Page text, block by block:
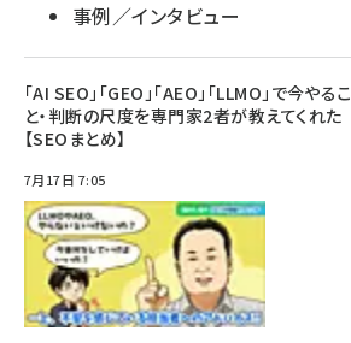
事例／インタビュー
「AI SEO」「GEO」「AEO」「LLMO」で今やるこ
と・判断の尺度を専門家2者が教えてくれた
【SEOまとめ】
7月17日 7:05